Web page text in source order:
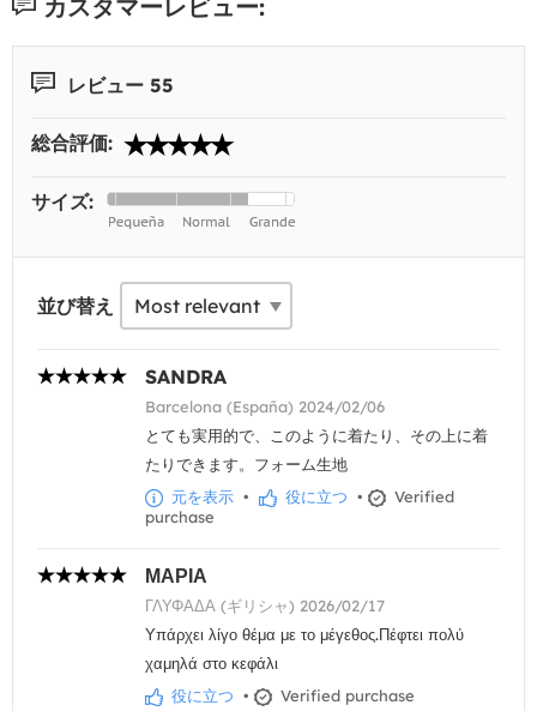
カスタマーレビュー:
レビュー 55
総合評価:
サイズ:
並び替え
SANDRA
Barcelona (España) 2024/02/06
とても実用的で、このように着たり、その上に着
たりできます。フォーム生地
元を表示 • 役に立つ •
Verified
purchase
ΜΑΡΙΑ
ΓΛΥΦΑΔΑ (ギリシャ) 2026/02/17
Υπάρχει λίγο θέμα με το μέγεθος.Πέφτει πολύ
χαμηλά στο κεφάλι
役に立つ • Verified purchase